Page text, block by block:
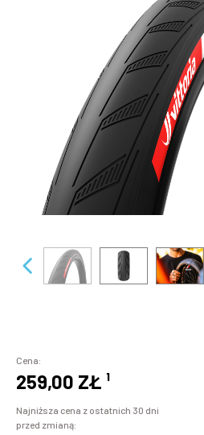
Cena:
259,00 ZŁ ¹
Najniższa cena z ostatnich 30 dni
przed zmianą: